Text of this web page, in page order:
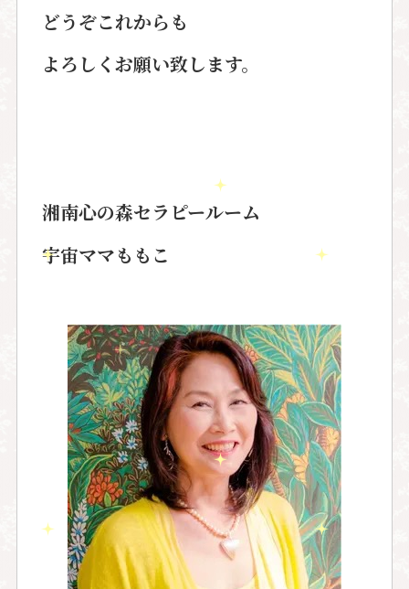
どうぞこれからも
よろしくお願い致します。
湘南心の森セラピールーム
宇宙ママももこ